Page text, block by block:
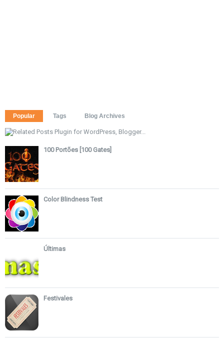
Popular Tags Blog Archives
100 Portões [100 Gates]
Color Blindness Test
Últimas
Festivales